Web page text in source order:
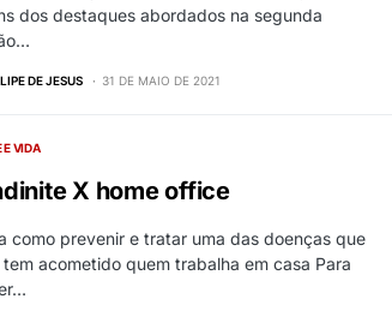
dos destaques abordados na segunda
DE JESUS 31 DE MAIO DE 2021
E VIDA
X home office
como prevenir e tratar uma das doenças que
tem acometido quem trabalha em casa Para